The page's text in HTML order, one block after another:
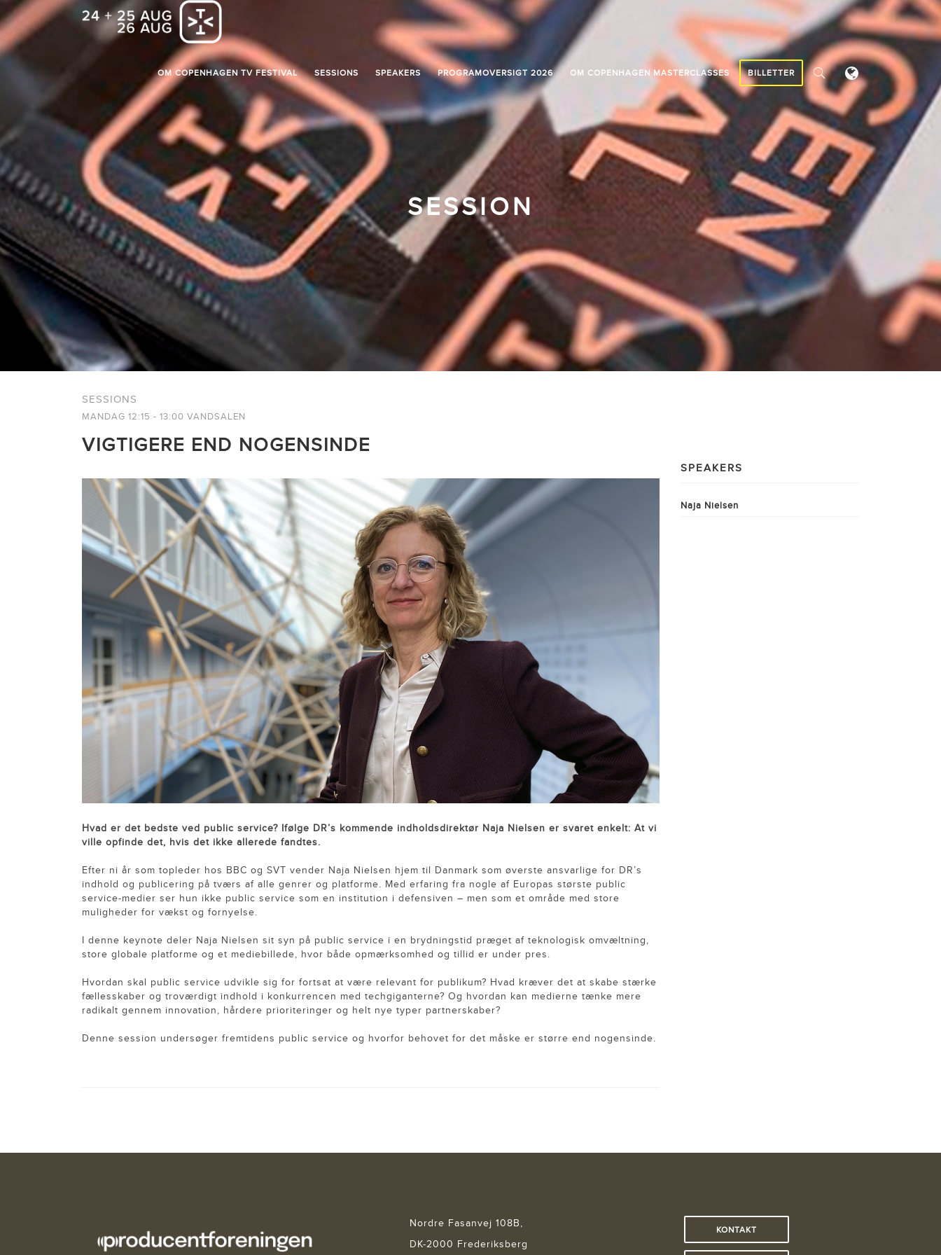
OM COPENHAGEN TV FESTIVAL SESSIONS SPEAKERS PROGRAMOVERSIGT 2026 OM COPENHAGEN MASTERCLASSES BILLETTER
SESSION
SESSIONS
MANDAG 12:15 - 13:00 VANDSALEN
VIGTIGERE END NOGENSINDE
Hvad er det bedste ved public service? Ifølge DR’s kommende indholdsdirektør Naja Nielsen er svaret enkelt: At vi
ville opfinde det, hvis det ikke allerede fandtes.
Efter ni år som topleder hos BBC og SVT vender Naja Nielsen hjem til Danmark som øverste ansvarlige for DR’s
indhold og publicering på tværs af alle genrer og platforme. Med erfaring fra nogle af Europas største public
service-medier ser hun ikke public service som en institution i defensiven – men som et område med store
muligheder for vækst og fornyelse.
I denne keynote deler Naja Nielsen sit syn på public service i en brydningstid præget af teknologisk omvæltning,
store globale platforme og et mediebillede, hvor både opmærksomhed og tillid er under pres.
Hvordan skal public service udvikle sig for fortsat at være relevant for publikum? Hvad kræver det at skabe stærke
fællesskaber og troværdigt indhold i konkurrencen med techgiganterne? Og hvordan kan medierne tænke mere
radikalt gennem innovation, hårdere prioriteringer og helt nye typer partnerskaber?
Denne session undersøger fremtidens public service og hvorfor behovet for det måske er større end nogensinde.
SPEAKERS
Naja Nielsen
Nordre Fasanvej 108B,
DK-2000 Frederiksberg
KONTAKT